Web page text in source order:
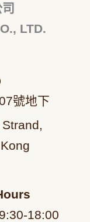
LTD.
號地下
:30-18:00